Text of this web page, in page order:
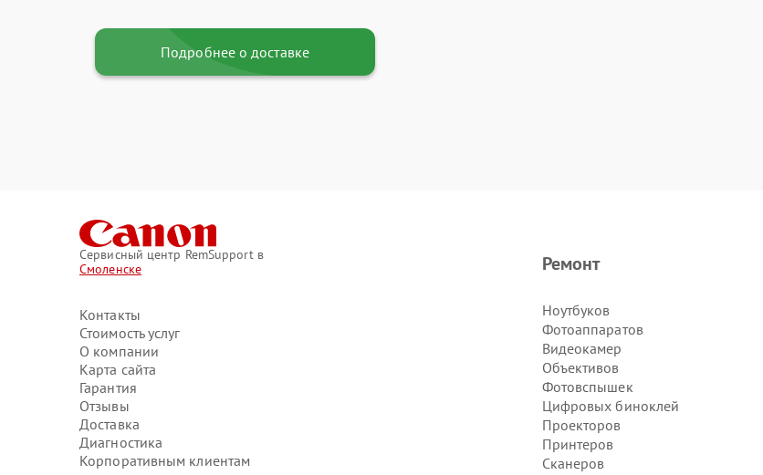
Подробнее о доставке
Сервисный центр RemSupport в
Смоленске
Контакты
Стоимость услуг
О компании
Карта сайта
Гарантия
Отзывы
Доставка
Диагностика
Корпоративным клиентам
Ремонт
Ноутбуков
Фотоаппаратов
Видеокамер
Объективов
Фотовспышек
Цифровых биноклей
Проекторов
Принтеров
Сканеров